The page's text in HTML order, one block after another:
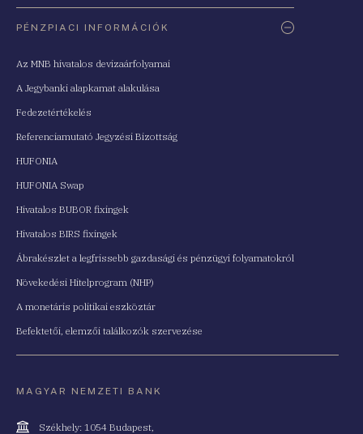
PÉNZPIACI INFORMÁCIÓK
Az MNB hivatalos devizaárfolyamai
A Jegybanki alapkamat alakulása
Fedezetértékelés
Referenciamutató Jegyzési Bizottság
HUFONIA
HUFONIA Swap
Hivatalos BUBOR fixingek
Hivatalos BIRS fixingek
Ábrakészlet a legfrissebb gazdasági és pénzügyi folyamatokról
Növekedési Hitelprogram (NHP)
A monetáris politikai eszköztár
Befektetői, elemzői találkozók szervezése
MAGYAR NEMZETI BANK
Cím
Székhely: 1054 Budapest,